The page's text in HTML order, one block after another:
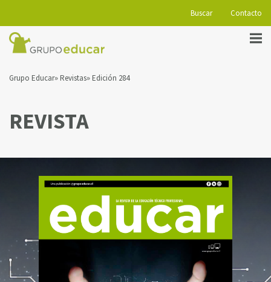
Buscar Contacto
Grupo Educar Revistas Edición 284
REVISTA